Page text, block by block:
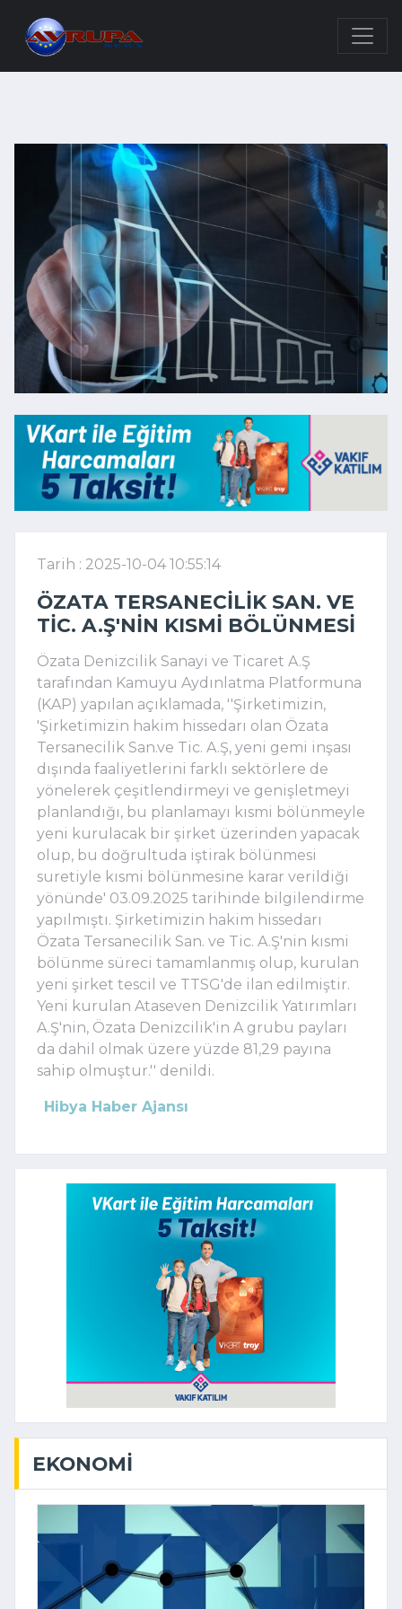
Tarih : 2025-10-04 10:55:14
ÖZATA TERSANECILIK SAN. VE
TIC. A.Ş'NIN KISMI BÖLÜNMESI
Özata Denizcilik Sanayi ve Ticaret A.Ş
tarafından Kamuyu Aydınlatma Platformuna
(KAP) yapılan açıklamada, ''Şirketimizin,
'Şirketimizin hakim hissedarı olan Özata
Tersanecilik San.ve Tic. A.Ş, yeni gemi inşası
dışında faaliyetlerini farklı sektörlere de
yönelerek çeşitlendirmeyi ve genişletmeyi
planlandığı, bu planlamayı kısmi bölünmeyle
yeni kurulacak bir şirket üzerinden yapacak
olup, bu doğrultuda iştirak bölünmesi
suretiyle kısmi bölünmesine karar verildiği
yönünde' 03.09.2025 tarihinde bilgilendirme
yapılmıştı. Şirketimizin hakim hissedarı
Özata Tersanecilik San. ve Tic. A.Ş'nin kısmi
bölünme süreci tamamlanmış olup, kurulan
yeni şirket tescil ve TTSG'de ilan edilmiştir.
Yeni kurulan Ataseven Denizcilik Yatırımları
A.Ş'nin, Özata Denizcilik'in A grubu payları
da dahil olmak üzere yüzde 81,29 payına
sahip olmuştur.'' denildi.
Hibya Haber Ajansı
EKONOMI